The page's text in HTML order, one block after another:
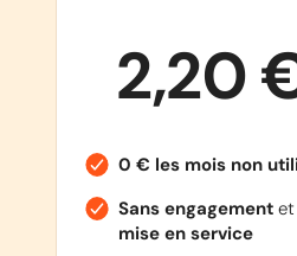
2,20
0 € les mois non
Sans engagementet
mise en service